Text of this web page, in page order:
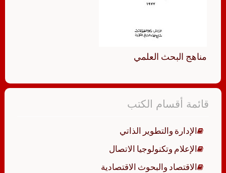
مناهج البحث العلمي
قائمة أقسام الكتب
الإدارة والتطوير الذاتي
الإعلام وتكنولوجيا الاتصال
الاقتصاد والبحوث الاقتصادية